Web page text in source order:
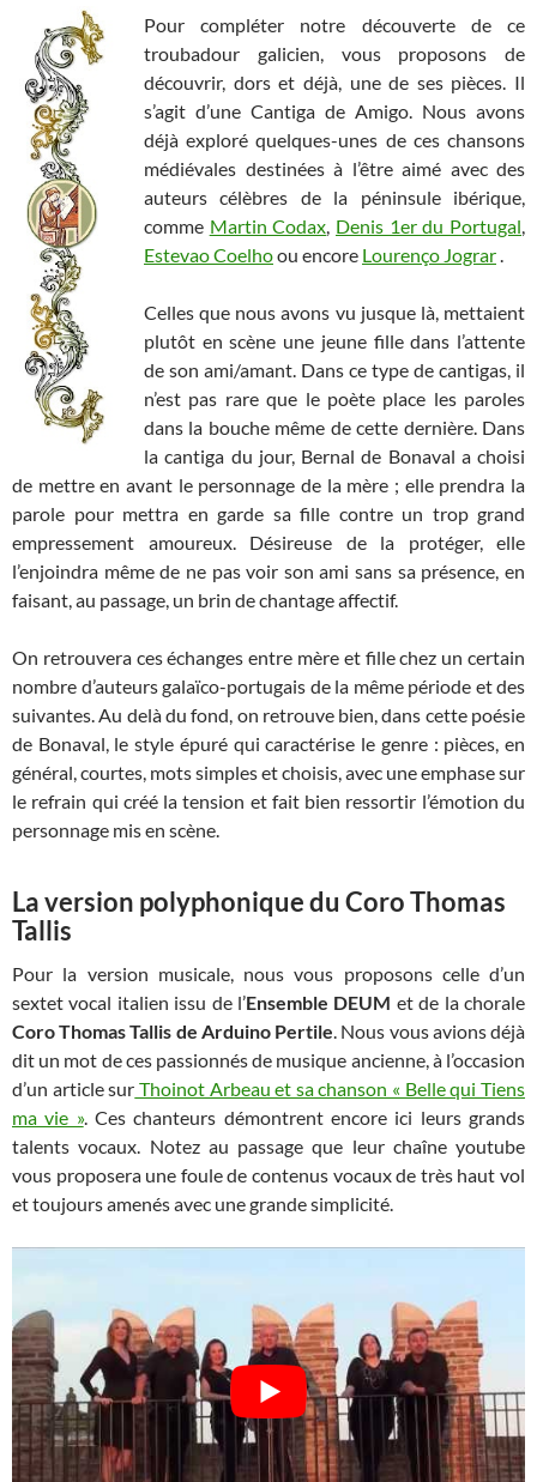
Pour compléter notre découverte de ce
troubadour galicien, vous proposons de
découvrir, dors et déjà, une de ses pièces. Il
s’agit d’une Cantiga de Amigo. Nous avons
déjà exploré quelques-unes de ces chansons
médiévales destinées à l’être aimé avec des
auteurs célèbres de la péninsule ibérique,
comme Martin Codax, Denis 1er du Portugal,
Estevao Coelhoou encore Lourenço Jograr.
Celles que nous avons vu jusque là, mettaient
plutôt en scène une jeune fille dans l’attente
de son ami/amant. Dans ce type de cantigas, il
n’est pas rare que le poète place les paroles
dans la bouche même de cette dernière. Dans
la cantiga du jour, Bernal de Bonaval a choisi
de mettre en avant le personnage de la mère ; elle prendra la
parole pour mettra en garde sa fille contre un trop grand
empressement amoureux. Désireuse de la protéger, elle
l’enjoindra même de ne pas voir son ami sans sa présence, en
faisant, au passage, un brin de chantage affectif.
On retrouvera ces échanges entre mère et fille chez un certain
nombre d’auteurs galaïco-portugais de la même période et des
suivantes. Au delà du fond, on retrouve bien, dans cette poésie
de Bonaval, le style épuré qui caractérise le genre : pièces, en
général, courtes, mots simples et choisis, avec une emphase sur
le refrain qui créé la tension et fait bien ressortir l’émotion du
personnage mis en scène.
La version polyphonique du Coro Thomas
Tallis
Pour la version musicale, nous vous proposons celle d’un
sextet vocal italien issu de l’Ensemble DEUM et de la chorale
Coro Thomas Tallis de Arduino Pertile. Nous vous avions déjà
dit un mot de ces passionnés de musique ancienne, à l’occasion
d’un article sur Thoinot Arbeau et sa chanson « Belle qui Tiens
ma vie ». Ces chanteurs démontrent encore ici leurs grands
talents vocaux. Notez au passage que leur chaîne youtube
vous proposera une foule de contenus vocaux de très haut vol
et toujours amenés avec une grande simplicité.